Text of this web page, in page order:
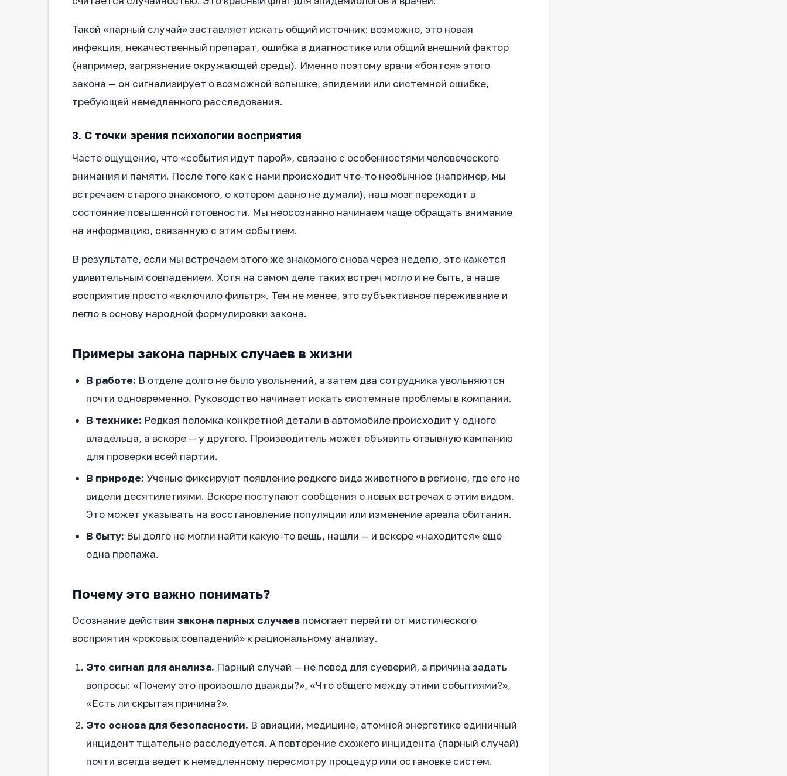
Такой «парный случай» заставляет искать общий источник: возможно, это новая
инфекция, некачественный препарат, ошибка в диагностике или общий внешний фактор
(например, загрязнение окружающей среды). Именно поэтому врачи «боятся» этого
закона — он сигнализирует о возможной вспышке, эпидемии или системной ошибке,
требующей немедленного расследования.
3. С точки зрения психологии восприятия
Часто ощущение, что «события идут парой», связано с особенностями человеческого
внимания и памяти. После того как с нами происходит что-то необычное (например, мы
встречаем старого знакомого, о котором давно не думали), наш мозг переходит в
состояние повышенной готовности. Мы неосознанно начинаем чаще обращать внимание
на информацию, связанную с этим событием.
В результате, если мы встречаем этого же знакомого снова через неделю, это кажется
удивительным совпадением. Хотя на самом деле таких встреч могло и не быть, а наше
восприятие просто «включило фильтр». Тем не менее, это субъективное переживание и
легло в основу народной формулировки закона.
Примеры закона парных случаев в жизни
В работе: В отделе долго не было увольнений, а затем два сотрудника увольняются
почти одновременно. Руководство начинает искать системные проблемы в компании.
В технике: Редкая поломка конкретной детали в автомобиле происходит у одного
владельца, а вскоре — у другого. Производитель может объявить отзывную кампанию
для проверки всей партии.
В природе: Учёные фиксируют появление редкого вида животного в регионе, где его не
видели десятилетиями. Вскоре поступают сообщения о новых встречах с этим видом.
Это может указывать на восстановление популяции или изменение ареала обитания.
В быту: Вы долго не могли найти какую-то вещь, нашли — и вскоре «находится» ещё
одна пропажа.
Почему это важно понимать?
Осознание действия закона парных случаев помогает перейти от мистического
восприятия «роковых совпадений» к рациональному анализу.
Это сигнал для анализа. Парный случай — не повод для суеверий, а причина задать
вопросы: «Почему это произошло дважды?», «Что общего между этими событиями?»,
«Есть ли скрытая причина?».
Это основа для безопасности. В авиации, медицине, атомной энергетике единичный
инцидент тщательно расследуется. А повторение схожего инцидента (парный случай)
почти всегда ведёт к немедленному пересмотру процедур или остановке систем.